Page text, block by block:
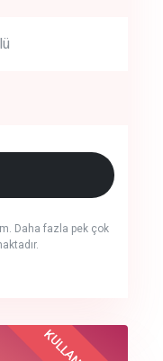
Daha fazla pek çok